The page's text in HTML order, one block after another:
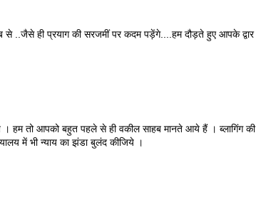
से ..जैसे ही प्रयाग की सरजमीं पर कदम पड़ेंगे....हम दौड़ते हुए आपके द्वार
। हम तो आपको बहुत पहले से ही वकील साहब मानते आये हैं । ब्लागिंग की
में भी न्याय का झंडा बुलंद कीजिये ।